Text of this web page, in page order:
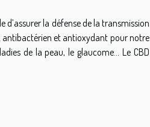
d’assurer la défense de la transmission
antibactérien et antioxydant pour notre
de la peau, le glaucome... Le CBD